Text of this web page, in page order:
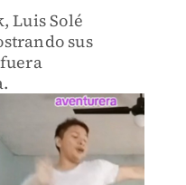
Luis Solé
sus